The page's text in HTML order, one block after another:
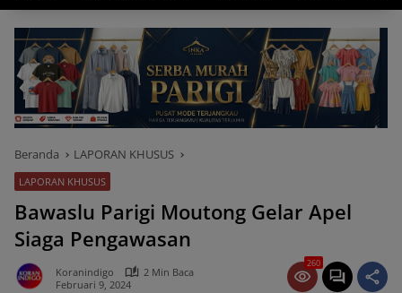
Beranda LAPORAN KHUSUS
LAPORAN KHUSUS
Bawaslu Parigi Moutong Gelar Apel
Siaga Pengawasan
Koranindigo
2 Min Baca
Februari 9, 2024
260